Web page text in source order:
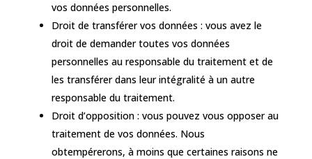
vos données personnelles.
Droit de transférer vos données : vous avez le
droit de demander toutes vos données
personnelles au responsable du traitement et de
les transférer dans leur intégralité à un autre
responsable du traitement.
Droit d’opposition : vous pouvez vous opposer au
traitement de vos données. Nous
obtempérerons, à moins que certaines raisons ne